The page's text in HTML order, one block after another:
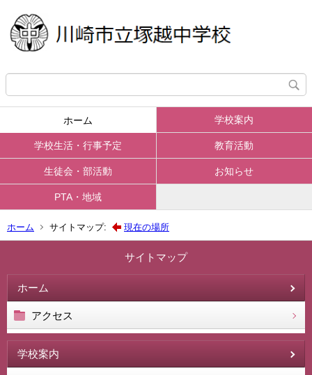
ホーム 学校案内
学校生活・行事予定 教育活動
生徒会・部活動 お知らせ
PTA・地域
ホーム サイトマップ: 現在の場所
サイトマップ
ホーム
アクセス
学校案内